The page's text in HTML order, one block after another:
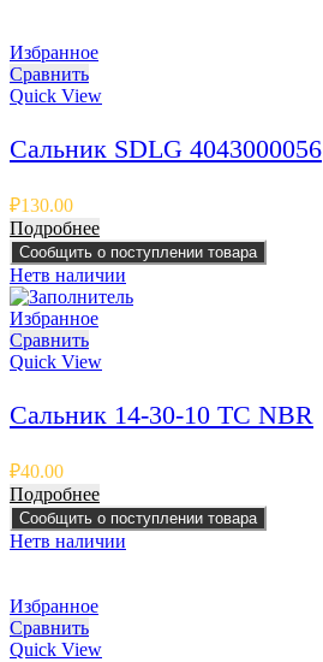
Избранное
Сравнить
Quick View
Сальник SDLG 4043000056
₽130.00
Подробнее
Сообщить о поступлении товара
Нетв наличии
Избранное
Сравнить
Quick View
Сальник 14-30-10 TC NBR
₽40.00
Подробнее
Сообщить о поступлении товара
Нетв наличии
Избранное
Сравнить
Quick View